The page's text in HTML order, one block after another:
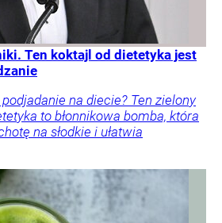
Ten koktajl od dietetyka jest
na diecie? Ten zielony
to błonnikowa bomba, która
na słodkie i ułatwia